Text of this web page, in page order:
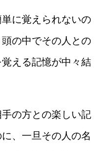
に覚えられないの
の中でその人との
える記憶が中々結
の方との楽しい記
、一旦その人の名